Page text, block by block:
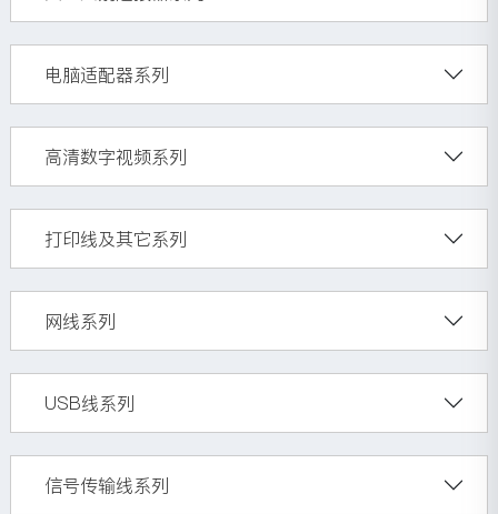
电脑适配器系列
高清数字视频系列
打印线及其它系列
网线系列
USB线系列
信号传输线系列